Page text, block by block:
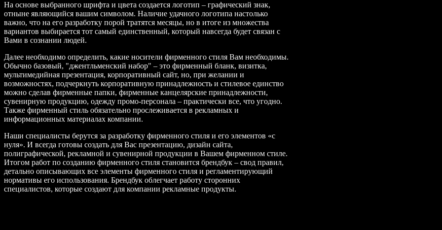
На основе выбранного шрифта и цвета создается логотип – графический знак,
отныне являющийся вашим символом. Наличие удачного логотипа настолько
важно, что на его разработку порой тратятся месяцы, но в итоге из множества
вариантов выбирается тот самый единственный, который навсегда будет связан с
Вами в сознании людей.
Далее необходимо определить, какие носители фирменного стиля Вам необходимы.
Обычно базовый, "джентльменский набор" – это фирменный бланк, визитка,
мультимедийная презентация, корпоративный сайт, но, при желании и
возможностях, подчеркнуть корпоративную принадлежность и стилевое единство
можно сделав фирменные папки, фирменные канцелярские принадлежности,
сувенирную продукцию, одежду промо-персонала – практически все, что угодно.
Также фирменный стиль обязательно прослеживается в рекламных и
информационных материалах компании.
Наши специалисты берутся за разработку фирменного стиля и его элементов «с
нуля». И всегда готовы создать для Вас презентацию, дизайн сайта,
полиграфической, рекламной и сувенирной продукции в Вашем фирменном стиле.
Итогом работ по созданию фирменного стиля становится брендбук – свод правил,
детально описывающих все элементы фирменного стиля и регламентирующий
нормативы его использования. Брендбук облегчает работу сторонних
специалистов, которые создают для компании рекламные продукты.